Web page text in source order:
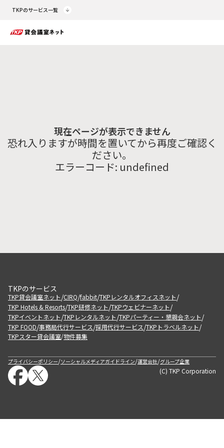
TKPのサービス一覧
現在ページが表示できません
恐れ入りますが時間を置いてから再度ご確認く
ださい。
エラーコード: undefined
TKPのサービス
TKP貸会議室ネット/CIRQ/fabbit/TKPレンタルオフィスネット/
TKP Hotels & Resorts/TKP研修ネット/TKPウェビナーネット/
TKPイベントネット/TKPレンタルネット/TKPパーティー・懇親会ネット/
TKP FOOD/事務局代行サービス/採用代行サービス/TKPトラベルネット/
TKPスター貸会議室/物件募集
プライバシーポリシー/ソーシャルメディアガイドライン/運営会社/グループ企業
(C) TKP Corporation